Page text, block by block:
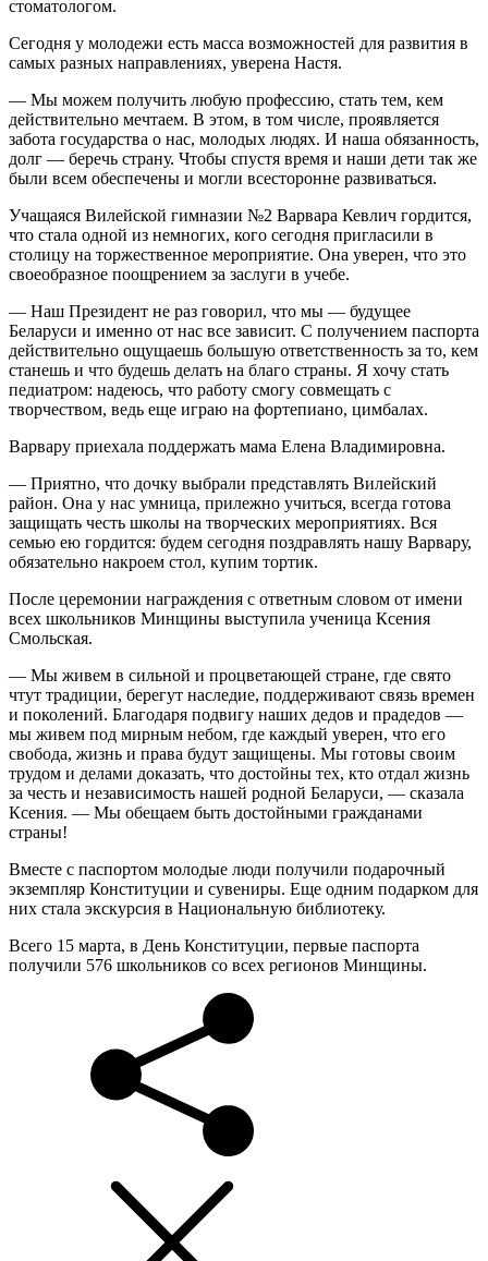
стоматологом.
Сегодня у молодежи есть масса возможностей для развития в
самых разных направлениях, уверена Настя.
— Мы можем получить любую профессию, стать тем, кем
действительно мечтаем. В этом, в том числе, проявляется
забота государства о нас, молодых людях. И наша обязанность,
долг — беречь страну. Чтобы спустя время и наши дети так же
были всем обеспечены и могли всесторонне развиваться.
Учащаяся Вилейской гимназии №2 Варвара Кевлич гордится,
что стала одной из немногих, кого сегодня пригласили в
столицу на торжественное мероприятие. Она уверен, что это
своеобразное поощрением за заслуги в учебе.
— Наш Президент не раз говорил, что мы — будущее
Беларуси и именно от нас все зависит. С получением паспорта
действительно ощущаешь большую ответственность за то, кем
станешь и что будешь делать на благо страны. Я хочу стать
педиатром: надеюсь, что работу смогу совмещать с
творчеством, ведь еще играю на фортепиано, цимбалах.
Варвару приехала поддержать мама Елена Владимировна.
— Приятно, что дочку выбрали представлять Вилейский
район. Она у нас умница, прилежно учиться, всегда готова
защищать честь школы на творческих мероприятиях. Вся
семью ею гордится: будем сегодня поздравлять нашу Варвару,
обязательно накроем стол, купим тортик.
После церемонии награждения с ответным словом от имени
всех школьников Минщины выступила ученица Ксения
Смольская.
— Мы живем в сильной и процветающей стране, где свято
чтут традиции, берегут наследие, поддерживают связь времен
и поколений. Благодаря подвигу наших дедов и прадедов —
мы живем под мирным небом, где каждый уверен, что его
свобода, жизнь и права будут защищены. Мы готовы своим
трудом и делами доказать, что достойны тех, кто отдал жизнь
за честь и независимость нашей родной Беларуси, — сказала
Ксения. — Мы обещаем быть достойными гражданами
страны!
Вместе с паспортом молодые люди получили подарочный
экземпляр Конституции и сувениры. Еще одним подарком для
них стала экскурсия в Национальную библиотеку.
Всего 15 марта, в День Конституции, первые паспорта
получили 576 школьников со всех регионов Минщины.